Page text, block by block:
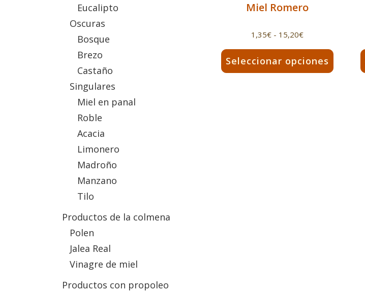
Eucalipto
Oscuras
Bosque
Brezo
Castaño
Singulares
Miel en panal
Roble
Acacia
Limonero
Madroño
Manzano
Tilo
Productos de la colmena
Polen
Jalea Real
Vinagre de miel
Productos con propoleo
Miel Romero
1,35€ - 15,20€Rango
de
precios:
desde
Seleccionar opciones